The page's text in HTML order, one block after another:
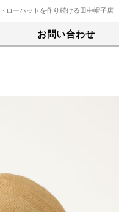
ローハットを作り続ける田中帽子店
お問い合わせ